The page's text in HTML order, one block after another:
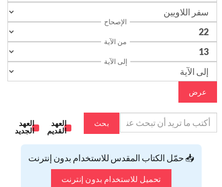
الإصحاح
من الآية
إلى الآية
عرض
بحث
العهد
القديم
العهد
الجديد
📥 حمّل الكتاب المقدس للاستخدام بدون إنترنت
تحميل للاستخدام بدون إنترنت